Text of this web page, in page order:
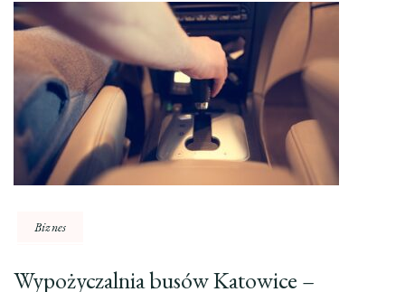
Biznes
Wypożyczalnia busów Katowice –